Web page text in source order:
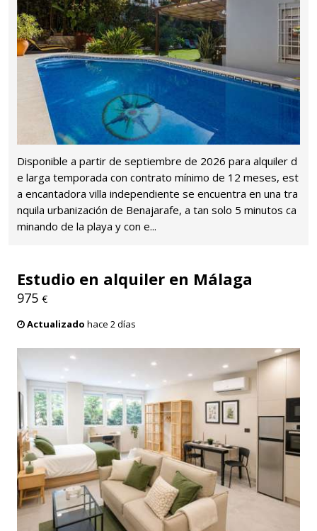
Disponible a partir de septiembre de 2026 para alquiler d
e larga temporada con contrato mínimo de 12 meses, est
a encantadora villa independiente se encuentra en una tra
nquila urbanización de Benajarafe, a tan solo 5 minutos ca
minando de la playa y con e...
Estudio en alquiler en Málaga
975 €
Actualizado hace 2 días